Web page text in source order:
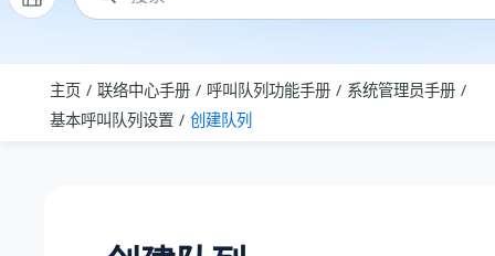
主页 联络中心手册 呼叫队列功能手册
系统管理员手册
基本呼叫队列设置
创建队列